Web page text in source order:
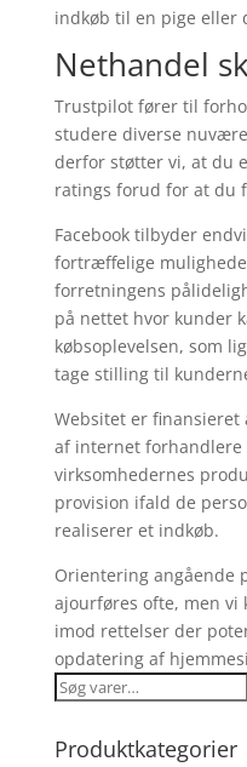
indkøb til en pige eller
Nethandel
Trustpilot fører til
studere diverse
derfor støtter vi, at du
ratings forud for at du
Facebook tilbyder
fortræffelige
forretningens
på nettet hvor kunder
købsoplevelsen, som
tage stilling til
Websitet er
af internet
virksomhedernes
provision ifald de
realiserer et indkøb.
Orientering angående
ajourføres ofte, men vi
imod rettelser der
opdatering af
Søg
Produktkategorier